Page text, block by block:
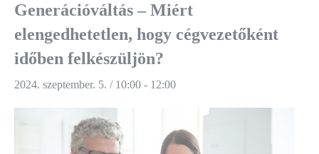
Generációváltás – Miért
elengedhetetlen, hogy cégvezetőként
időben felkészüljön?
2024. szeptember. 5. / 10:00 - 12:00